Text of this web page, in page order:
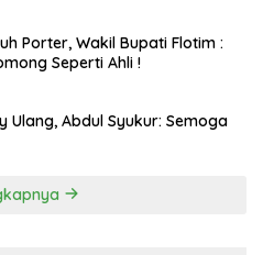
Porter, Wakil Bupati Flotim :
Seperti Ahli !
Ulang, Abdul Syukur: Semoga